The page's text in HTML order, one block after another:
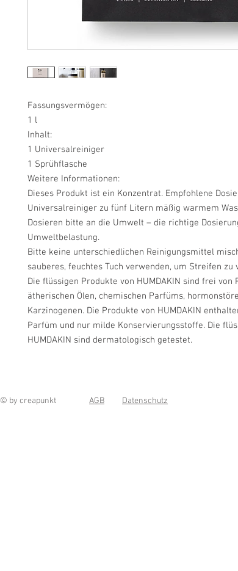
Fassungsvermögen:
1 l
Inhalt:
1 Universalreiniger
1 Sprühflasche
Weitere Informationen:
Dieses Produkt ist ein Konzentrat. Empfohlene
Universalreiniger zu fünf Litern mäßig warmem
Dosieren bitte an die Umwelt – die richtige
Umweltbelastung.
Bitte keine unterschiedlichen Reinigungsmittel
sauberes, feuchtes Tuch verwenden, um Streifen zu
Die flüssigen Produkte von HUMDAKIN sind frei von
ätherischen Ölen, chemischen Parfüms,
Karzinogenen. Die Produkte von HUMDAKIN
Parfüm und nur milde Konservierungsstoffe. Die
HUMDAKIN sind dermatologisch getestet.
© by creapunkt AGB Datenschutz